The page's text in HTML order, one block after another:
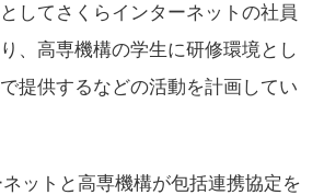
してさくらインターネットの社員
、高専機構の学生に研修環境とし
提供するなどの活動を計画してい
ットと高専機構が包括連携協定を